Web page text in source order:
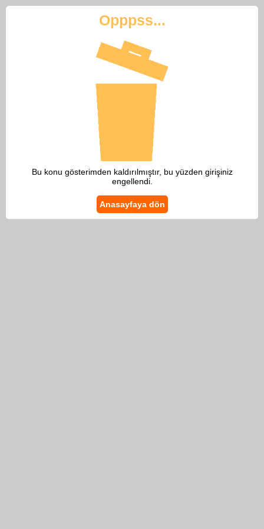
Opppss...
Bu konu gösterimden kaldırılmıştır, bu yüzden girişiniz
engellendi.
Anasayfaya dön